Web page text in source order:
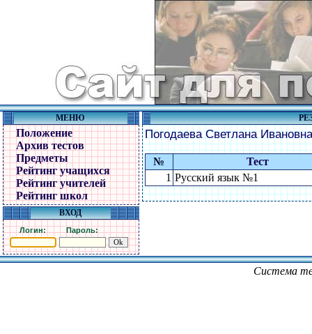
МЕНЮ
Положение
Архив тестов
Предметы
Рейтинг учащихся
Рейтинг учителей
Рейтинг школ
ВХОД
Логин: Пароль:
Погодаева Светлана Ивановна
№
Тест
1 Русский язык №1
Система